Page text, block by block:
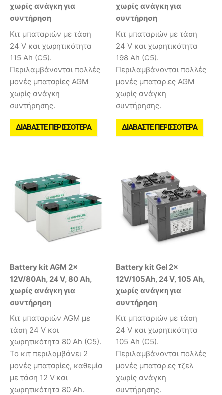
χωρίς ανάγκη για
συντήρηση
Κιτ μπαταριών με τάση
24 V και χωρητικότητα
115 Ah (C5).
Περιλαμβάνονται πολλές
μονές μπαταρίες AGM
χωρίς ανάγκη
συντήρησης.
ΔΙΑΒΆΣΤΕ ΠΕΡΙΣΣΌΤΕΡΑ
χωρίς ανάγκη για
συντήρηση
Κιτ μπαταριών με τάση
24 V και χωρητικότητα
198 Ah (C5).
Περιλαμβάνονται πολλές
μονές μπαταρίες AGM
χωρίς ανάγκη
συντήρησης.
ΔΙΑΒΆΣΤΕ ΠΕΡΙΣΣΌΤΕΡΑ
Battery kit AGM 2x
12V/80Ah, 24 V, 80 Ah,
χωρίς ανάγκη για
συντήρηση
Κιτ μπαταριών AGM με
τάση 24 V και
χωρητικότητα 80 Ah (C5).
Το κιτ περιλαμβάνει 2
μονές μπαταρίες, καθεμία
με τάση 12 V και
χωρητικότητα 80 Ah.
Battery kit Gel 2x
12V/105Ah, 24 V, 105 Ah,
χωρίς ανάγκη για
συντήρηση
Κιτ μπαταριών με τάση
24 V και χωρητικότητα
105 Ah (C5).
Περιλαμβάνονται πολλές
μονές μπαταρίες τζελ
χωρίς ανάγκη
συντήρησης.